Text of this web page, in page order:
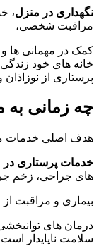
نگهداری در منزل،
مراقبت شخصی،
کمک در مهمانی ها و
خانه های خود
پرستاری از نوزاذان
چه زمانی به
هدف اصلی خدمات
خدمات پرستاری در
های جراحی، زخم
بیماری و مراقبت از
درمان های
سلامت ناپایدار